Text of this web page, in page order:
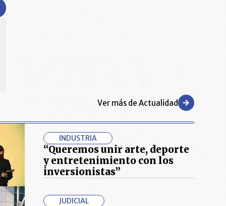
primeras empresas
Ver más de Actualidad
INDUSTRIA
“Queremos unir arte, deporte
y entretenimiento con los
inversionistas”
JUDICIAL